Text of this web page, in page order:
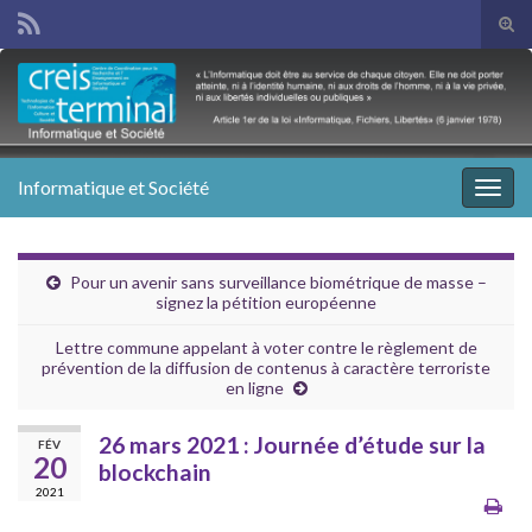
Search for:
Informatique et Société
Pour un avenir sans surveillance biométrique de masse –
signez la pétition européenne
Lettre commune appelant à voter contre le règlement de
prévention de la diffusion de contenus à caractère terroriste
en ligne
FÉV
20
2021
26 mars 2021 : Journée d’étude sur la
blockchain